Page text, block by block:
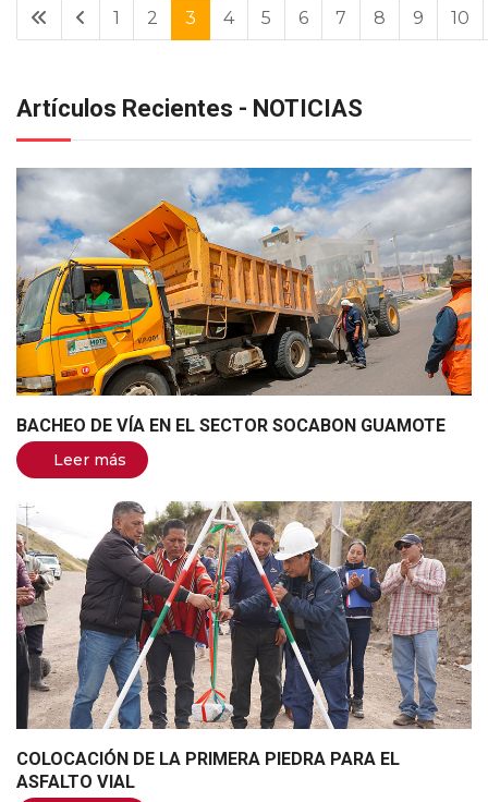
1 2 3 4 5 6 7 8 9 10
Artículos Recientes - NOTICIAS
BACHEO DE VÍA EN EL SECTOR SOCABON GUAMOTE
Leer más
COLOCACIÓN DE LA PRIMERA PIEDRA PARA EL
ASFALTO VIAL